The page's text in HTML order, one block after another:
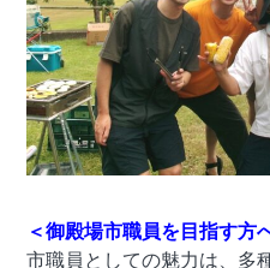
＜御殿場市職員を目指す方
市職員としての魅力は、多